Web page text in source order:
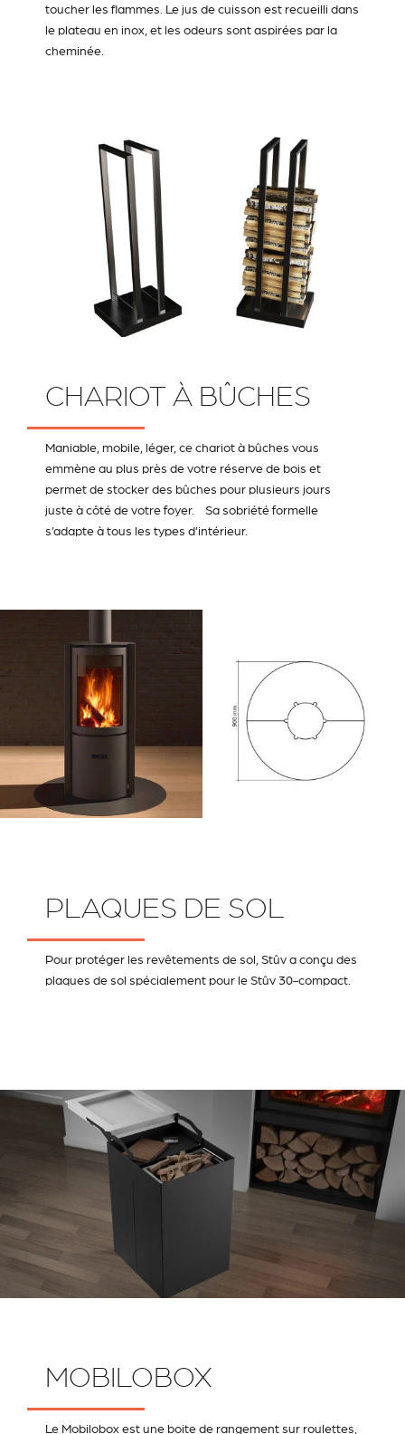
toucher les flammes. Le jus de cuisson est recueilli dans
le plateau en inox, et les odeurs sont aspirées par la
cheminée.
CHARIOT À BÛCHES
Maniable, mobile, léger, ce chariot à bûches vous
emmène au plus près de votre réserve de bois et
permet de stocker des bûches pour plusieurs jours
juste à côté de votre foyer. Sa sobriété formelle
s’adapte à tous les types d’intérieur.
PLAQUES DE SOL
Pour protéger les revêtements de sol, Stûv a conçu des
plaques de sol spécialement pour le Stûv 30-compact.
MOBILOBOX
Le Mobilobox est une boite de rangement sur roulettes,